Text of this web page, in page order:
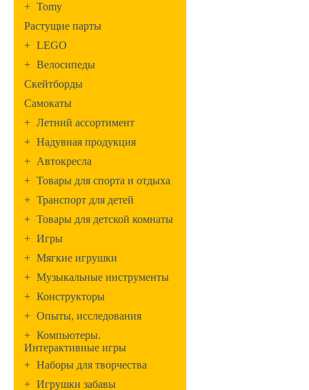
+ Tomy
Растущие парты
+ LEGO
+ Велосипеды
Скейтборды
Самокаты
+ Летний ассортимент
+ Надувная продукция
+ Автокресла
+ Товары для спорта и отдыха
+ Транспорт для детей
+ Товары для детской комнаты
+ Игры
+ Мягкие игрушки
+ Музыкальные инструменты
+ Конструкторы
+ Опыты, исследования
+ Компьютеры.
Интерактивные игры
+ Наборы для творчества
+ Игрушки забавы